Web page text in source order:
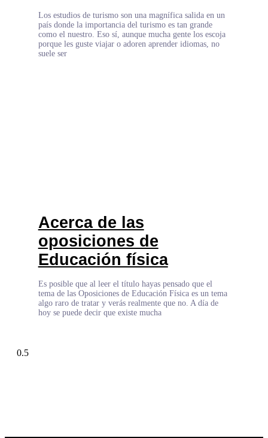
Los estudios de turismo son una magnífica salida en un
país donde la importancia del turismo es tan grande
como el nuestro. Eso sí, aunque mucha gente los escoja
porque les guste viajar o adoren aprender idiomas, no
suele ser
Acerca de las
oposiciones de
Educación física
Es posible que al leer el título hayas pensado que el
tema de las Oposiciones de Educación Física es un tema
algo raro de tratar y verás realmente que no. A día de
hoy se puede decir que existe mucha